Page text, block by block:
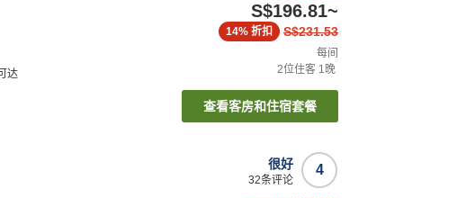
达
S$196.81~
S$231.53
14% 折扣
每间
2位住客 1晚
查看客房和住宿套餐
4
很好
32条评论